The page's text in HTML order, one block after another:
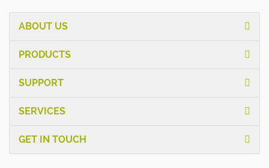
ABOUT US
PRODUCTS
SUPPORT
SERVICES
GET IN TOUCH